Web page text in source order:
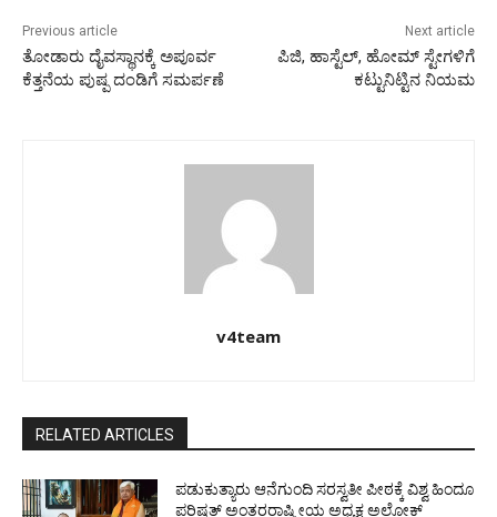
Previous article
ತೋಡಾರು ದೈವಸ್ಥಾನಕ್ಕೆ ಅಪೂರ್ವ
ಕೆತ್ತನೆಯ ಪುಷ್ಪ ದಂಡಿಗೆ ಸಮರ್ಪಣೆ
Next article
ಪಿಜಿ, ಹಾಸ್ಟೆಲ್, ಹೋಮ್ ಸ್ಟೇಗಳಿಗೆ
ಕಟ್ಟುನಿಟ್ಟಿನ ನಿಯಮ
v4team
RELATED ARTICLES
ಪಡುಕುತ್ಯಾರು ಆನೆಗುಂದಿ ಸರಸ್ವತೀ ಪೀಠಕ್ಕೆ ವಿಶ್ವ ಹಿಂದೂ
ಪರಿಷತ್ ಅಂತರರಾಷ್ಟ್ರೀಯ ಅಧ್ಯಕ್ಷ ಅಲೋಕ್